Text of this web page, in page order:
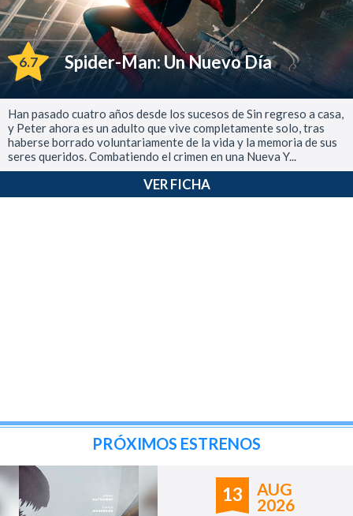
6.7 Spider-Man: Un Nuevo Día
Han pasado cuatro años desde los sucesos de Sin regreso a casa,
y Peter ahora es un adulto que vive completamente solo, tras
haberse borrado voluntariamente de la vida y la memoria de sus
seres queridos. Combatiendo el crimen en una Nueva Y...
VER FICHA
PRÓXIMOS ESTRENOS
13
AUG
2026